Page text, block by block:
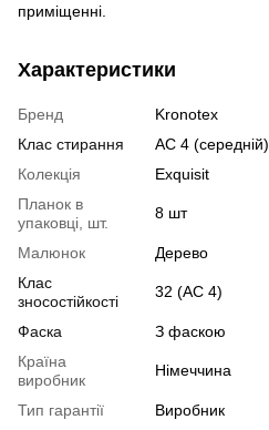
приміщенні.
Характеристики
Бренд
Kronotex
Клас стирання
АС 4 (середній)
Колекція
Exquisit
Планок в
упаковці, шт.
8 шт
Малюнок
Дерево
Клас
зносостійкості
32 (АС 4)
Фаска
З фаскою
Країна
виробник
Німеччина
Тип гарантії
Виробник